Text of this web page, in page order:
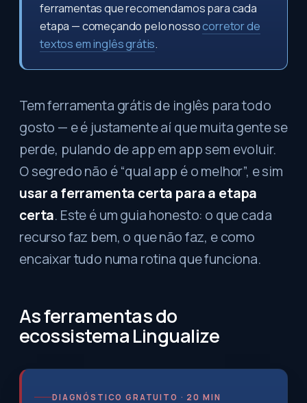
ferramentas que recomendamos para cada
etapa — começando pelo nossocorretor de
textos em inglês grátis.
Tem ferramenta grátis de inglês para todo
gosto — e é justamente aí que muita gente se
perde, pulando de app em app sem evoluir.
O segredo não é “qual app é o melhor”, e sim
usar a ferramenta certa para a etapa
certa. Este é um guia honesto: o que cada
recurso faz bem, o que não faz, e como
encaixar tudo numa rotina que funciona.
As ferramentas do
ecossistema Lingualize
DIAGNÓSTICO GRATUITO · 20 MIN